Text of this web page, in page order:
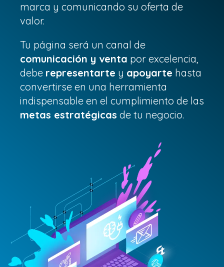
marca y comunicando su oferta de
valor.
Tu página será un canal de
comunicación y venta por excelencia,
debe representarte y apoyarte hasta
convertirse en una herramienta
indispensable en el cumplimiento de las
metas estratégicas de tu negocio.